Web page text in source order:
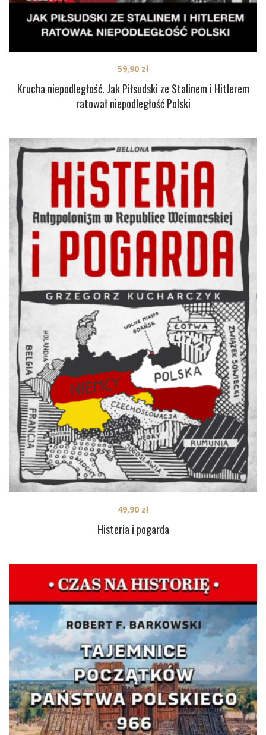
Krucha niepodległość. Jak Piłsudski ze Stalinem i Hitlerem
ratował niepodległość Polski
59,90 zł
Histeria i pogarda
49,90 zł